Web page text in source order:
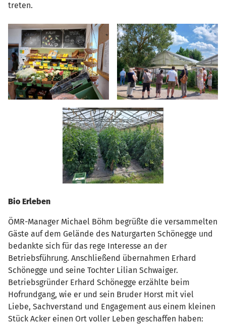
treten.
Bio Erleben
ÖMR-Manager Michael Böhm begrüßte die versammelten
Gäste auf dem Gelände des Naturgarten Schönegge und
bedankte sich für das rege Interesse an der
Betriebsführung. Anschließend übernahmen Erhard
Schönegge und seine Tochter Lilian Schwaiger.
Betriebsgründer Erhard Schönegge erzählte beim
Hofrundgang, wie er und sein Bruder Horst mit viel
Liebe, Sachverstand und Engagement aus einem kleinen
Stück Acker einen Ort voller Leben geschaffen haben: